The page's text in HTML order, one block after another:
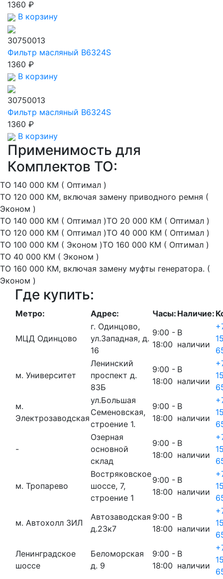
1360 ₽
В корзину
30750013
Фильтр масляный B6324S
1360 ₽
В корзину
30750013
Фильтр масляный B6324S
1360 ₽
В корзину
Применимость для
Комплектов ТО:
ТО 140 000 КМ ( Оптимал )
ТО 120 000 КМ, включая замену приводного ремня (
Эконом )
ТО 140 000 КМ ( Оптимал )ТО 20 000 КМ ( Оптимал )
ТО 120 000 КМ ( Оптимал )ТО 40 000 КМ ( Оптимал )
ТО 100 000 КМ ( Эконом )ТО 160 000 КМ ( Оптимал )
ТО 40 000 КМ ( Эконом )
ТО 160 000 КМ, включая замену муфты генератора. (
Эконом )
Где купить:
Метро: Адрес: Часы: Наличие:
МЦД Одинцово
г. Одинцово,
ул.Западная, д.
16
9:00 -
18:00
В
наличии
м. Университет
Ленинский
проспект д.
83Б
9:00 -
18:00
В
наличии
м.
Электрозаводская
ул.Большая
Семеновская,
строение 1.
9:00 -
18:00
В
наличии
-
Озерная
основной
склад
9:00 -
18:00
В
наличии
м. Тропарево
Востряковское
шоссе, 7,
строение 1
9:00 -
18:00
В
наличии
м. Автохолл ЗИЛ
Автозаводская
д.23к7
9:00 -
18:00
В
наличии
Ленинградское
шоссе
Беломорская
д. 9
9:00 -
18:00
В
наличии